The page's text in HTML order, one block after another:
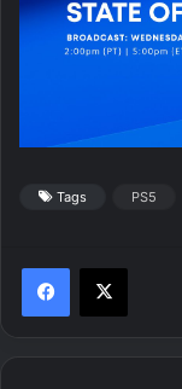
Tags PS5